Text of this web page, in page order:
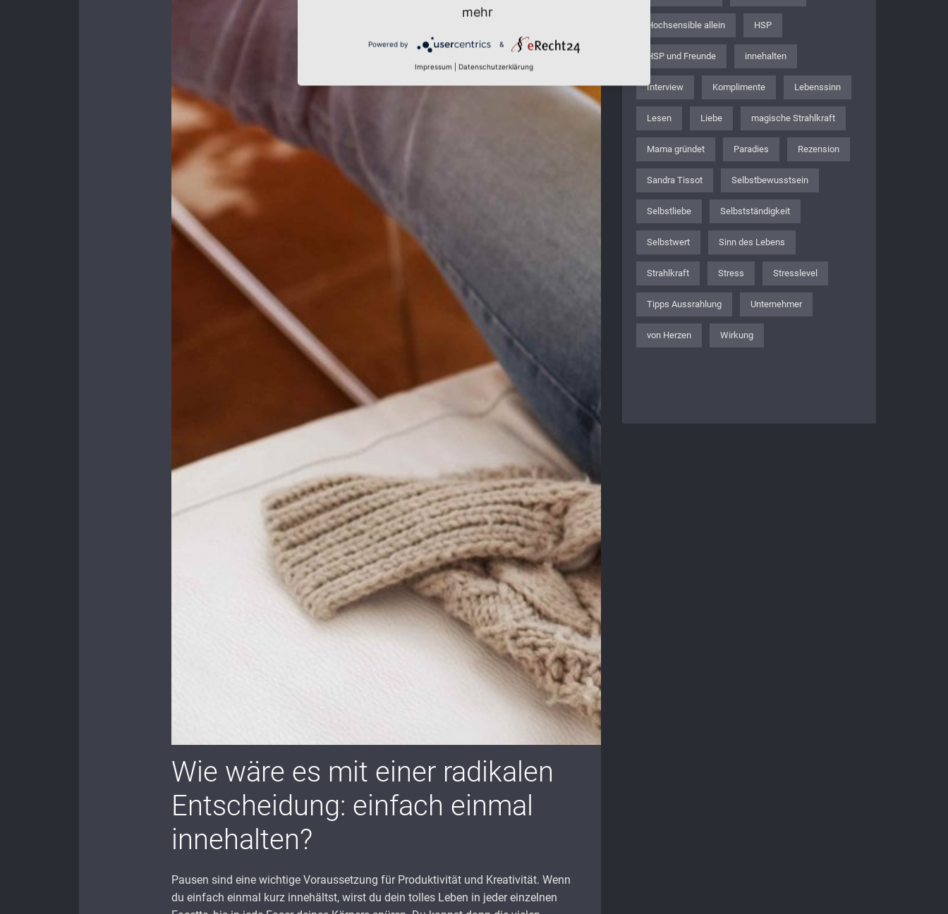
Wie wäre es mit einer radikalen
Entscheidung: einfach einmal
innehalten?
Pausen sind eine wichtige Voraussetzung für Produktivität und Kreativität. Wenn
du einfach einmal kurz innehältst, wirst du dein tolles Leben in jeder einzelnen
Hochsensible allein HSP
HSP und Freunde innehalten
Interview Komplimente Lebenssinn
Lesen Liebe magische Strahlkraft
Mama gründet Paradies Rezension
Sandra Tissot Selbstbewusstsein
Selbstliebe Selbstständigkeit
Selbstwert Sinn des Lebens
Strahlkraft Stress Stresslevel
Tipps Aussrahlung Unternehmer
von Herzen Wirkung
mehr
Powered by &
Impressum Datenschutzerklärung